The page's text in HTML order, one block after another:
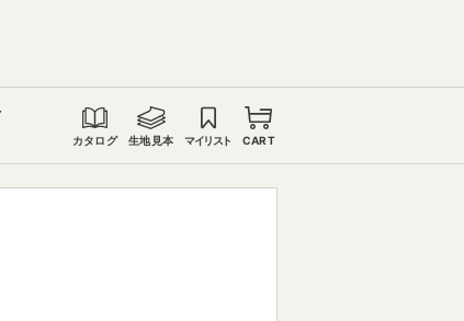
カタログ 生地見本 マイリスト CART